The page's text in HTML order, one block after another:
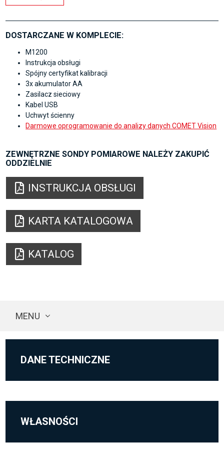
DOSTARCZANE W KOMPLECIE:
M1200
Instrukcja obsługi
Spójny certyfikat kalibracji
3x akumulator AA
Zasilacz sieciowy
Kabel USB
Uchwyt ścienny
Darmowe oprogramowanie do analizy danych COMET Vision
ZEWNĘTRZNE SONDY POMIAROWE NALEŻY ZAKUPIĆ
ODDZIELNIE
INSTRUKCJA OBSŁUGI
KARTA KATALOGOWA
KATALOG
MENU
DANE TECHNICZNE
WŁASNOŚCI